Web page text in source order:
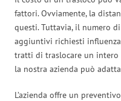
fattori. Ovviamente, la
questi. Tuttavia, il numero
aggiuntivi richiesti
tratti di traslocare un
la nostra azienda può
L’azienda offre un